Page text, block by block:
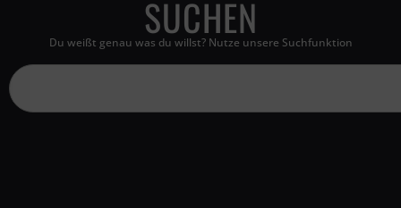
SUCHEN
Du weißt genau was du willst? Nutze unsere Suchfunktion